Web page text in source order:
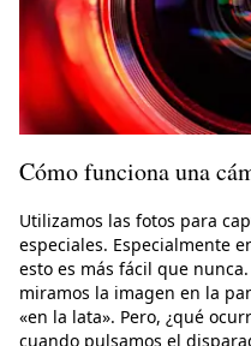
Cómo funciona una
Utilizamos las fotos para
especiales. Especialmente
esto es más fácil que
miramos la imagen en la
«en la lata». Pero, ¿qué
cuando pulsamos el